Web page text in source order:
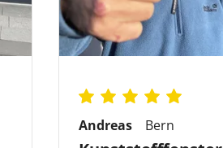
Andreas Bern